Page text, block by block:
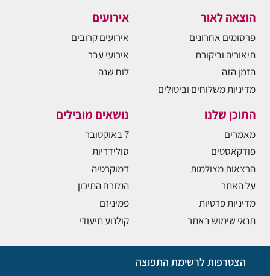
הוצאה לאור
פרסומים אחרונים
תיאוריה וביקורת
הזמן הזה
מדיניות משלוחים וביטולים
אירועים
אירועים קרובים
אירועי עבר
לוח שנה
התוכן שלנו
מאמרים
פודקאסטים
הרצאות מצולמות
על האתר
מדיניות פרטיות
תנאי שימוש באתר
נושאים מובילים
7 באוקטובר
סולידריות
דמוקרטיה
המזרח התיכון
פמיניזם
קולנוע תיעודי
הצטרפות לרשימת התפוצה